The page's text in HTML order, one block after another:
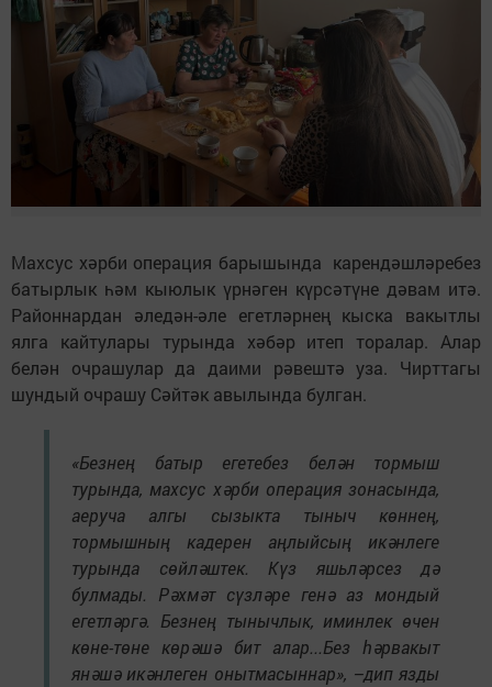
Махсус хәрби операция барышында карендәшләребез
батырлык һәм кыюлык үрнәген күрсәтүне дәвам итә.
Районнардан әледән-әле егетләрнең кыска вакытлы
ялга кайтулары турында хәбәр итеп торалар. Алар
белән очрашулар да даими рәвештә уза. Чирттагы
шундый очрашу Сәйтәк авылында булган.
«Безнең батыр егетебез белән тормыш
турында, махсус хәрби операция зонасында,
аеруча алгы сызыкта тыныч көннең,
тормышның кадерен аңлыйсың икәнлеге
турында сөйләштек. Күз яшьләрсез дә
булмады. Рәхмәт сүзләре генә аз мондый
егетләргә. Безнең тынычлык, иминлек өчен
көне-төне көрәшә бит алар...Без һәрвакыт
янәшә икәнлеген онытмасыннар», –дип язды